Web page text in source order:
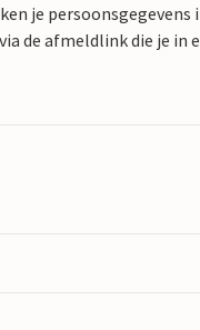
je
de afmeldlink die je